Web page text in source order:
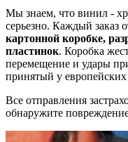
Мы знаем, что винил -
серьезно. Каждый заказ
картонной коробке,
пластинок. Коробка
перемещение и удары
принятый у
Все отправления
обнаружите